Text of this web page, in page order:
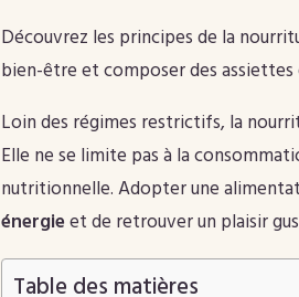
Découvrez les principes de la
bien-être et composer des assiettes
Loin des régimes restrictifs, la
Elle ne se limite pas à la
nutritionnelle. Adopter une
énergieet de retrouver un plaisir
Table des matières